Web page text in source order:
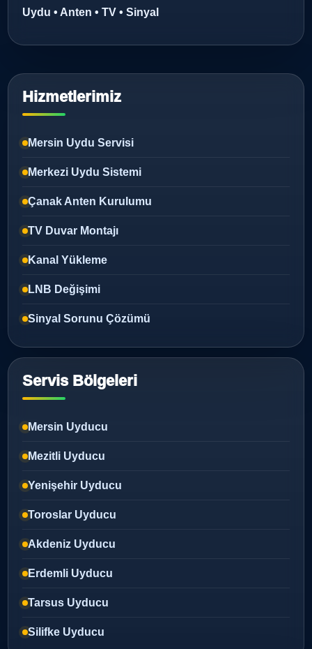
Uydu • Anten • TV • Sinyal
Hizmetlerimiz
Mersin Uydu Servisi
Merkezi Uydu Sistemi
Çanak Anten Kurulumu
TV Duvar Montajı
Kanal Yükleme
LNB Değişimi
Sinyal Sorunu Çözümü
Servis Bölgeleri
Mersin Uyducu
Mezitli Uyducu
Yenişehir Uyducu
Toroslar Uyducu
Akdeniz Uyducu
Erdemli Uyducu
Tarsus Uyducu
Silifke Uyducu